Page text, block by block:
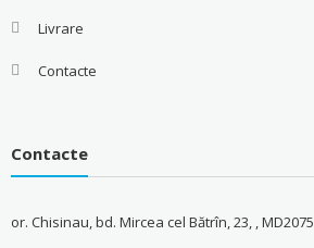
Livrare
Contacte
Contacte
or. Chisinau, bd. Mircea cel Bătrîn, 23, , MD2075